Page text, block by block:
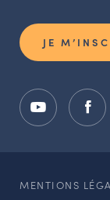
JE
MENTIONS